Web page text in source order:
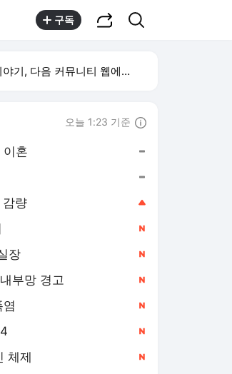
구독
기, 다음 커뮤니티 웹에서 보기
오늘 1:23 기준
이혼
량
장
부망 경고
체제